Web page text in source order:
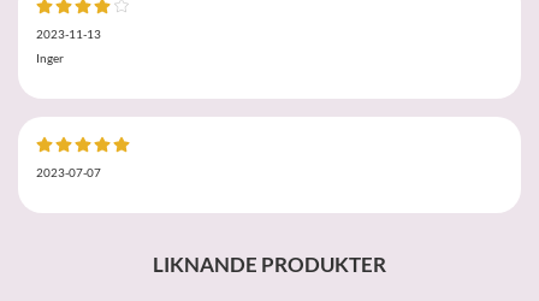
2023-11-13
Inger
2023-07-07
LIKNANDE PRODUKTER